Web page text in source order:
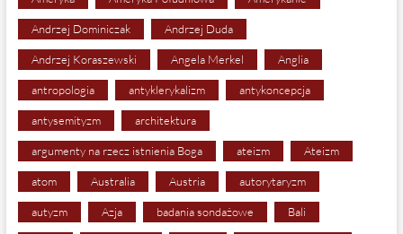
Andrzej Dominiczak Andrzej Duda
Andrzej Koraszewski Angela Merkel Anglia
antropologia antyklerykalizm antykoncepcja
antysemityzm architektura
argumenty na rzecz istnienia Boga ateizm Ateizm
atom Australia Austria autorytaryzm
autyzm Azja badania sondażowe Bali